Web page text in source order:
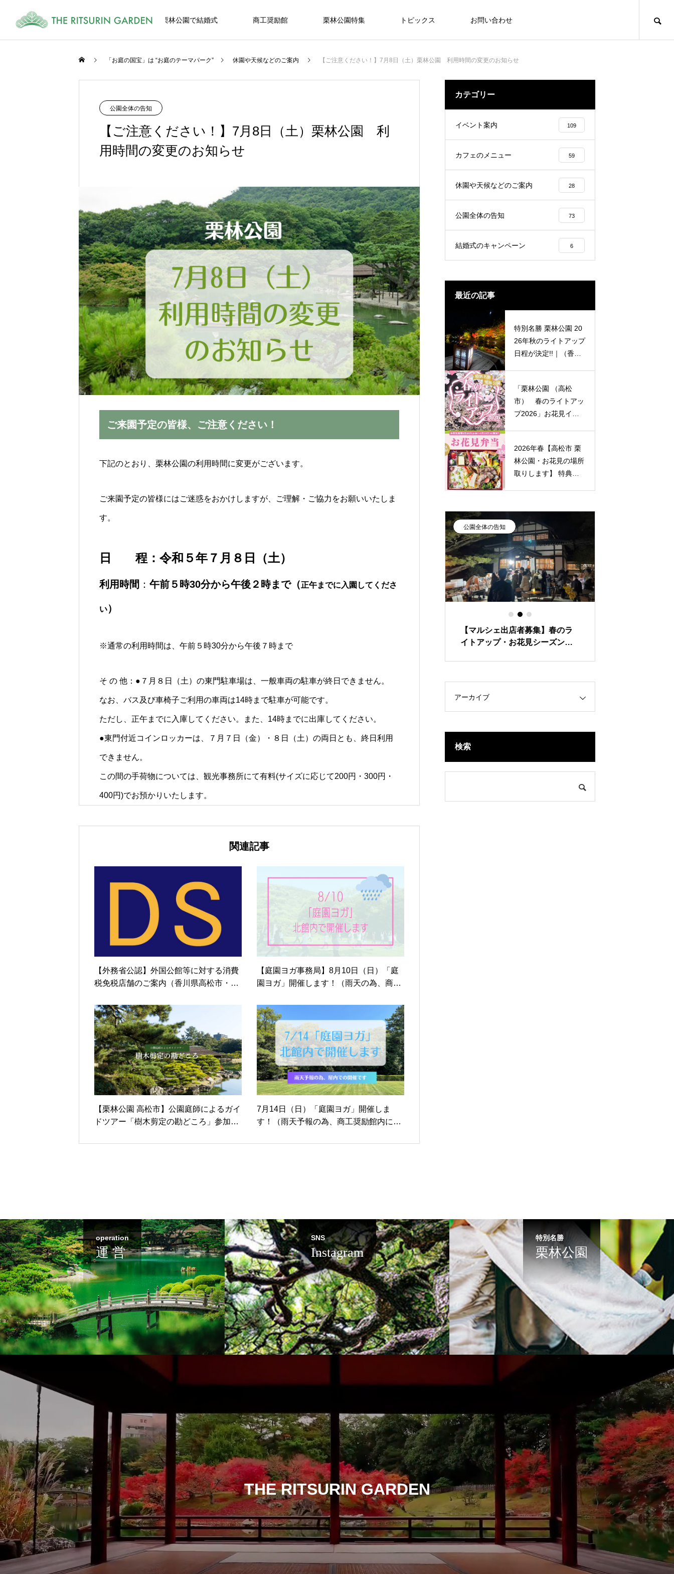
栗林公園で結婚式 商工奨励館 栗林公園特集 トピックス お問い合わせ
式
CEREMONY
和風、洋風、栗林公園内の多彩な挙式
会場では、温かみのあるセレモニーが
お選びいただけます。
宴
ご希望の内容やご予算に応じて、おふ
たりらしい「おもてなし」スタイルを
お選びいただけます。
写
和装はもちろん、ウェディングドレス
くご案内します。
「お庭の国宝」は “お庭のテーマパーク” 休園や天候などのご案内 【ご注意ください！】7月8日（土）栗林公園 利用時間の変更のお知らせ
公園全体の告知
【ご注意ください！】7月8日（土）栗林公園 利
用時間の変更のお知らせ
ご来園予定の皆様、ご注意ください！
下記のとおり、栗林公園の利用時間に変更がございます。
ご来園予定の皆様にはご迷惑をおかけしますが、ご理解・ご協力をお願いいたしま
す。
日 程：令和５年７月８日（土）
利用時間 ： 午前５時30分から午後２時まで（正午までに入園してくださ
い）
※通常の利用時間は、午前５時30分から午後７時まで
そ の 他：●７月８日（土）の東門駐車場は、一般車両の駐車が終日できません。
なお、バス及び車椅子ご利用の車両は14時まで駐車が可能です。
ただし、正午までに入庫してください。また、14時までに出庫してください。
●東門付近コインロッカーは、７月７日（金）・８日（土）の両日とも、終日利用
できません。
この間の手荷物については、観光事務所にて有料(サイズに応じて200円・300円・
400円)でお預かりいたします。
関連記事
【外務省公認】外国公館等に対する消費
税免税店舗のご案内（香川県高松市・栗
【庭園ヨガ事務局】8月10日（日）「庭
園ヨガ」開催します！（雨天の為、商工
【栗林公園 高松市】公園庭師によるガイ
ドツアー「樹木剪定の勘どころ」参加者
7月14日（日）「庭園ヨガ」開催しま
す！（雨天予報の為、商工奨励館内にて
カテゴリー
イベント案内 109
カフェのメニュー 59
休園や天候などのご案内 28
公園全体の告知 73
結婚式のキャンペーン 6
最近の記事
特別名勝 栗林公園 20
26年秋のライトアップ
日程が決定!!｜（香川
「栗林公園 （高松
市） 春のライトアッ
プ2026」お花見イベ
2026年春【高松市 栗
林公園・お花見の場所
取りします】 特典付
りました～】栗林公園グルメイ
公園全体の告知
【マルシェ出店者募集】春のラ
イトアップ・お花見シーズンの
アーカイブ
検索
operation
運 営
SNS
Instagram
特別名勝
栗林公園
THE RITSURIN GARDEN